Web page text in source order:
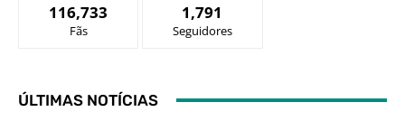
116,733
Fãs
1,791
Seguidores
ÚLTIMAS NOTÍCIAS